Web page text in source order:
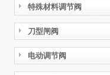
特殊材料调节阀
刀型闸阀
电动调节阀